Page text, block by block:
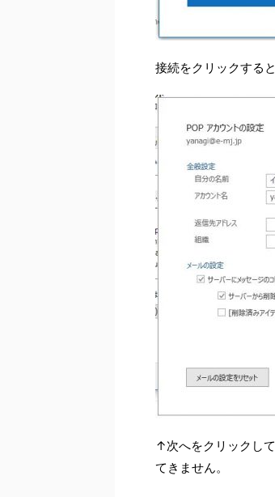
接続をクリックすると
↑次へをクリックし
てきません。